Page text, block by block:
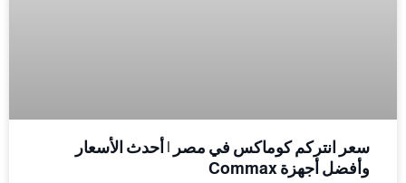
سعر انتركم كوماكس في مصر | أحدث الأسعار
وأفضل أجهزة Commax